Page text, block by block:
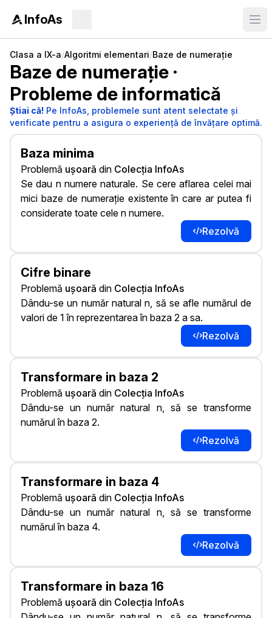
InfoAs
Clasa a IX-a/Algoritmi elementari/Baze de numerație
Baze de numerație ·
Probleme de informatică
Știai că! Pe InfoAs, problemele sunt atent selectate și
verificate pentru a asigura o experiență de învățare optimă.
Baza minima
Problemă ușoară din Colecția InfoAs
Se dau n numere naturale. Se cere aflarea celei mai
mici baze de numerație existente în care ar putea fi
considerate toate cele n numere.
Rezolvă
Cifre binare
Problemă ușoară din Colecția InfoAs
Dându-se un număr natural n, să se afle numărul de
valori de 1 în reprezentarea în baza 2 a sa.
Rezolvă
Transformare in baza 2
Problemă ușoară din Colecția InfoAs
Dându-se un număr natural n, să se transforme
numărul în baza 2.
Rezolvă
Transformare in baza 4
Problemă ușoară din Colecția InfoAs
Dându-se un număr natural n, să se transforme
numărul în baza 4.
Rezolvă
Transformare in baza 16
Problemă ușoară din Colecția InfoAs